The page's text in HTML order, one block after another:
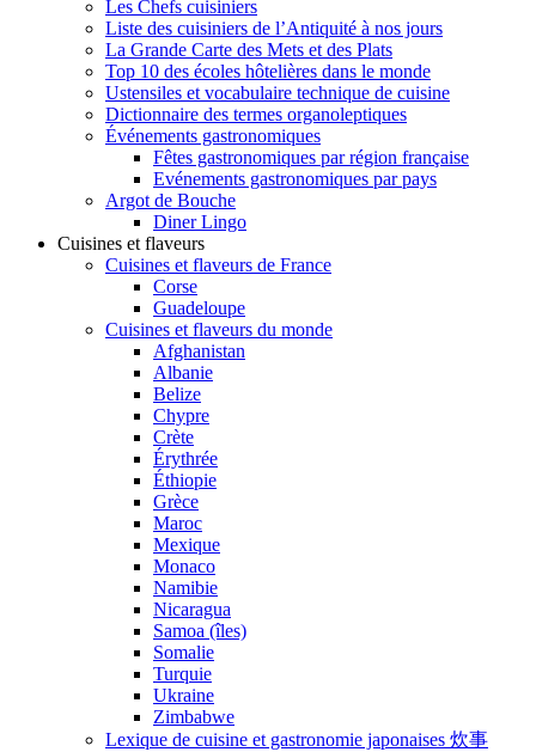
Les Chefs cuisiniers
Liste des cuisiniers de l’Antiquité à nos jours
La Grande Carte des Mets et des Plats
Top 10 des écoles hôtelières dans le monde
Ustensiles et vocabulaire technique de cuisine
Dictionnaire des termes organoleptiques
Événements gastronomiques
Fêtes gastronomiques par région française
Evénements gastronomiques par pays
Argot de Bouche
Diner Lingo
Cuisines et flaveurs
Cuisines et flaveurs de France
Corse
Guadeloupe
Cuisines et flaveurs du monde
Afghanistan
Albanie
Belize
Chypre
Crète
Érythrée
Éthiopie
Grèce
Maroc
Mexique
Monaco
Namibie
Nicaragua
Samoa (îles)
Somalie
Turquie
Ukraine
Zimbabwe
Lexique de cuisine et gastronomie japonaises 炊事